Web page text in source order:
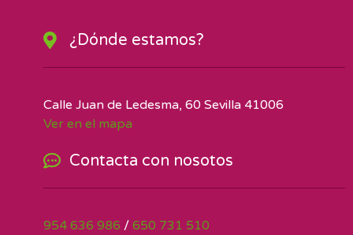
¿Dónde estamos?
Calle Juan de Ledesma, 60 Sevilla 41006
Ver en el mapa
Contacta con nosotos
954 636 986 / 650 731 510